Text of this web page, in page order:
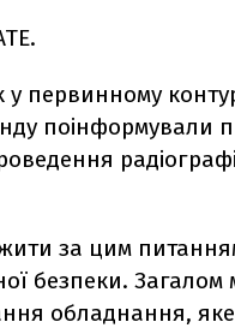
первинному
поінформували
за цим
безпеки.
обладнання,